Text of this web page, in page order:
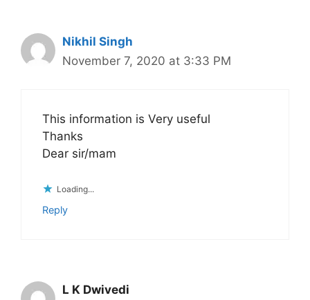
Nikhil Singh
November 7, 2020 at 3:33 PM
This information is Very useful
Thanks
Dear sir/mam
Loading...
Reply
L K Dwivedi